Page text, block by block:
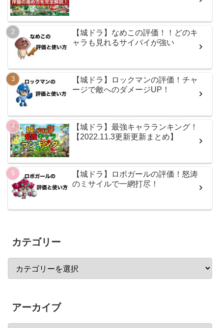
【城ドラ】なめこの評価！！どのキ
ャラも見れるサイバイが強い
【城ドラ】ロックマンの評価！チャ
ージで敵へのダメージUP！
【城ドラ】最強キャラランキング！
【2022.11.3更新更新まとめ】
【城ドラ】ロボガールの評価！怒涛
のミサイルで一網打尽！
カテゴリー
アーカイブ